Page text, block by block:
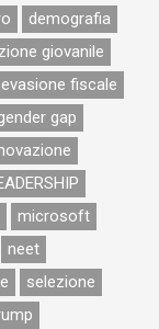
demografia
giovanile
evasione fiscale
gap
microsoft
neet
selezione